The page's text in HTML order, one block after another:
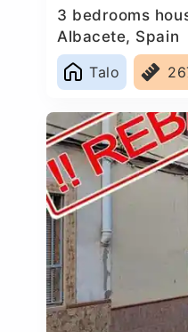
3 bedrooms
Albacete, Spain
Talo